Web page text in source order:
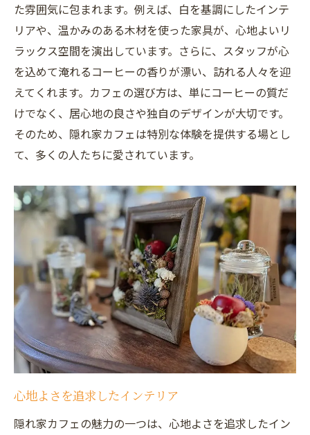
た雰囲気に包まれます。例えば、白を基調にしたインテ
リアや、温かみのある木材を使った家具が、心地よいリ
ラックス空間を演出しています。さらに、スタッフが心
を込めて淹れるコーヒーの香りが漂い、訪れる人々を迎
えてくれます。カフェの選び方は、単にコーヒーの質だ
けでなく、居心地の良さや独自のデザインが大切です。
そのため、隠れ家カフェは特別な体験を提供する場とし
て、多くの人たちに愛されています。
心地よさを追求したインテリア
隠れ家カフェの魅力の一つは、心地よさを追求したイン